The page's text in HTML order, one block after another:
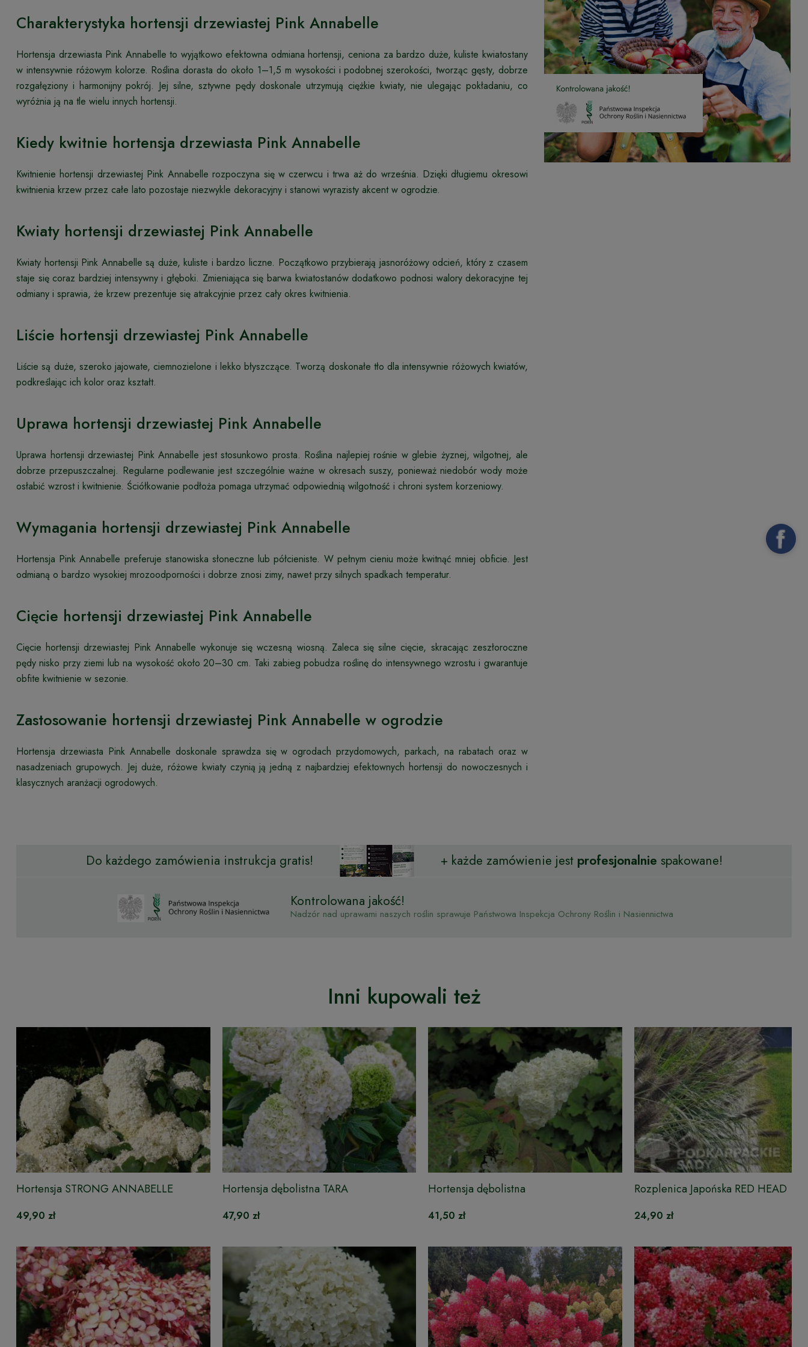
Charakterystyka hortensji drzewiastej Pink Annabelle
Hortensja drzewiasta Pink Annabelle to wyjątkowo efektowna odmiana hortensji, ceniona za bardzo duże, kuliste kwiatostany
w intensywnie różowym kolorze. Roślina dorasta do około 1–1,5 m wysokości i podobnej szerokości, tworząc gęsty, dobrze
rozgałęziony i harmonijny pokrój. Jej silne, sztywne pędy doskonale utrzymują ciężkie kwiaty, nie ulegając pokładaniu, co
wyróżnia ją na tle wielu innych hortensji.
Kiedy kwitnie hortensja drzewiasta Pink Annabelle
Kwitnienie hortensji drzewiastej Pink Annabelle rozpoczyna się w czerwcu i trwa aż do września. Dzięki długiemu okresowi
kwitnienia krzew przez całe lato pozostaje niezwykle dekoracyjny i stanowi wyrazisty akcent w ogrodzie.
Kwiaty hortensji drzewiastej Pink Annabelle
Kwiaty hortensji Pink Annabelle są duże, kuliste i bardzo liczne. Początkowo przybierają jasnoróżowy odcień, który z czasem
staje się coraz bardziej intensywny i głęboki. Zmieniająca się barwa kwiatostanów dodatkowo podnosi walory dekoracyjne tej
odmiany i sprawia, że krzew prezentuje się atrakcyjnie przez cały okres kwitnienia.
Liście hortensji drzewiastej Pink Annabelle
Liście są duże, szeroko jajowate, ciemnozielone i lekko błyszczące. Tworzą doskonałe tło dla intensywnie różowych kwiatów,
podkreślając ich kolor oraz kształt.
Uprawa hortensji drzewiastej Pink Annabelle
Uprawa hortensji drzewiastej Pink Annabelle jest stosunkowo prosta. Roślina najlepiej rośnie w glebie żyznej, wilgotnej, ale
dobrze przepuszczalnej. Regularne podlewanie jest szczególnie ważne w okresach suszy, ponieważ niedobór wody może
osłabić wzrost i kwitnienie. Ściółkowanie podłoża pomaga utrzymać odpowiednią wilgotność i chroni system korzeniowy.
Wymagania hortensji drzewiastej Pink Annabelle
Hortensja Pink Annabelle preferuje stanowiska słoneczne lub półcieniste. W pełnym cieniu może kwitnąć mniej obficie. Jest
odmianą o bardzo wysokiej mrozoodporności i dobrze znosi zimy, nawet przy silnych spadkach temperatur.
Cięcie hortensji drzewiastej Pink Annabelle
Cięcie hortensji drzewiastej Pink Annabelle wykonuje się wczesną wiosną. Zaleca się silne cięcie, skracając zeszłoroczne
pędy nisko przy ziemi lub na wysokość około 20–30 cm. Taki zabieg pobudza roślinę do intensywnego wzrostu i gwarantuje
obfite kwitnienie w sezonie.
Zastosowanie hortensji drzewiastej Pink Annabelle w ogrodzie
Hortensja drzewiasta Pink Annabelle doskonale sprawdza się w ogrodach przydomowych, parkach, na rabatach oraz w
nasadzeniach grupowych. Jej duże, różowe kwiaty czynią ją jedną z najbardziej efektownych hortensji do nowoczesnych i
klasycznych aranżacji ogrodowych.
Do każdego zamówienia instrukcja gratis! + każde zamówienie jest profesjonalnie spakowane!
Kontrolowana jakość!
Nadzór nad uprawami naszych roślin sprawuje Państwowa Inspekcja Ochrony Roślin i Nasiennictwa
Inni kupowali też
Hortensja STRONG ANNABELLE
49,90 zł
Hortensja dębolistna TARA
47,90 zł
Hortensja dębolistna
41,50 zł
Rozplenica Japońska RED HEAD
24,90 zł